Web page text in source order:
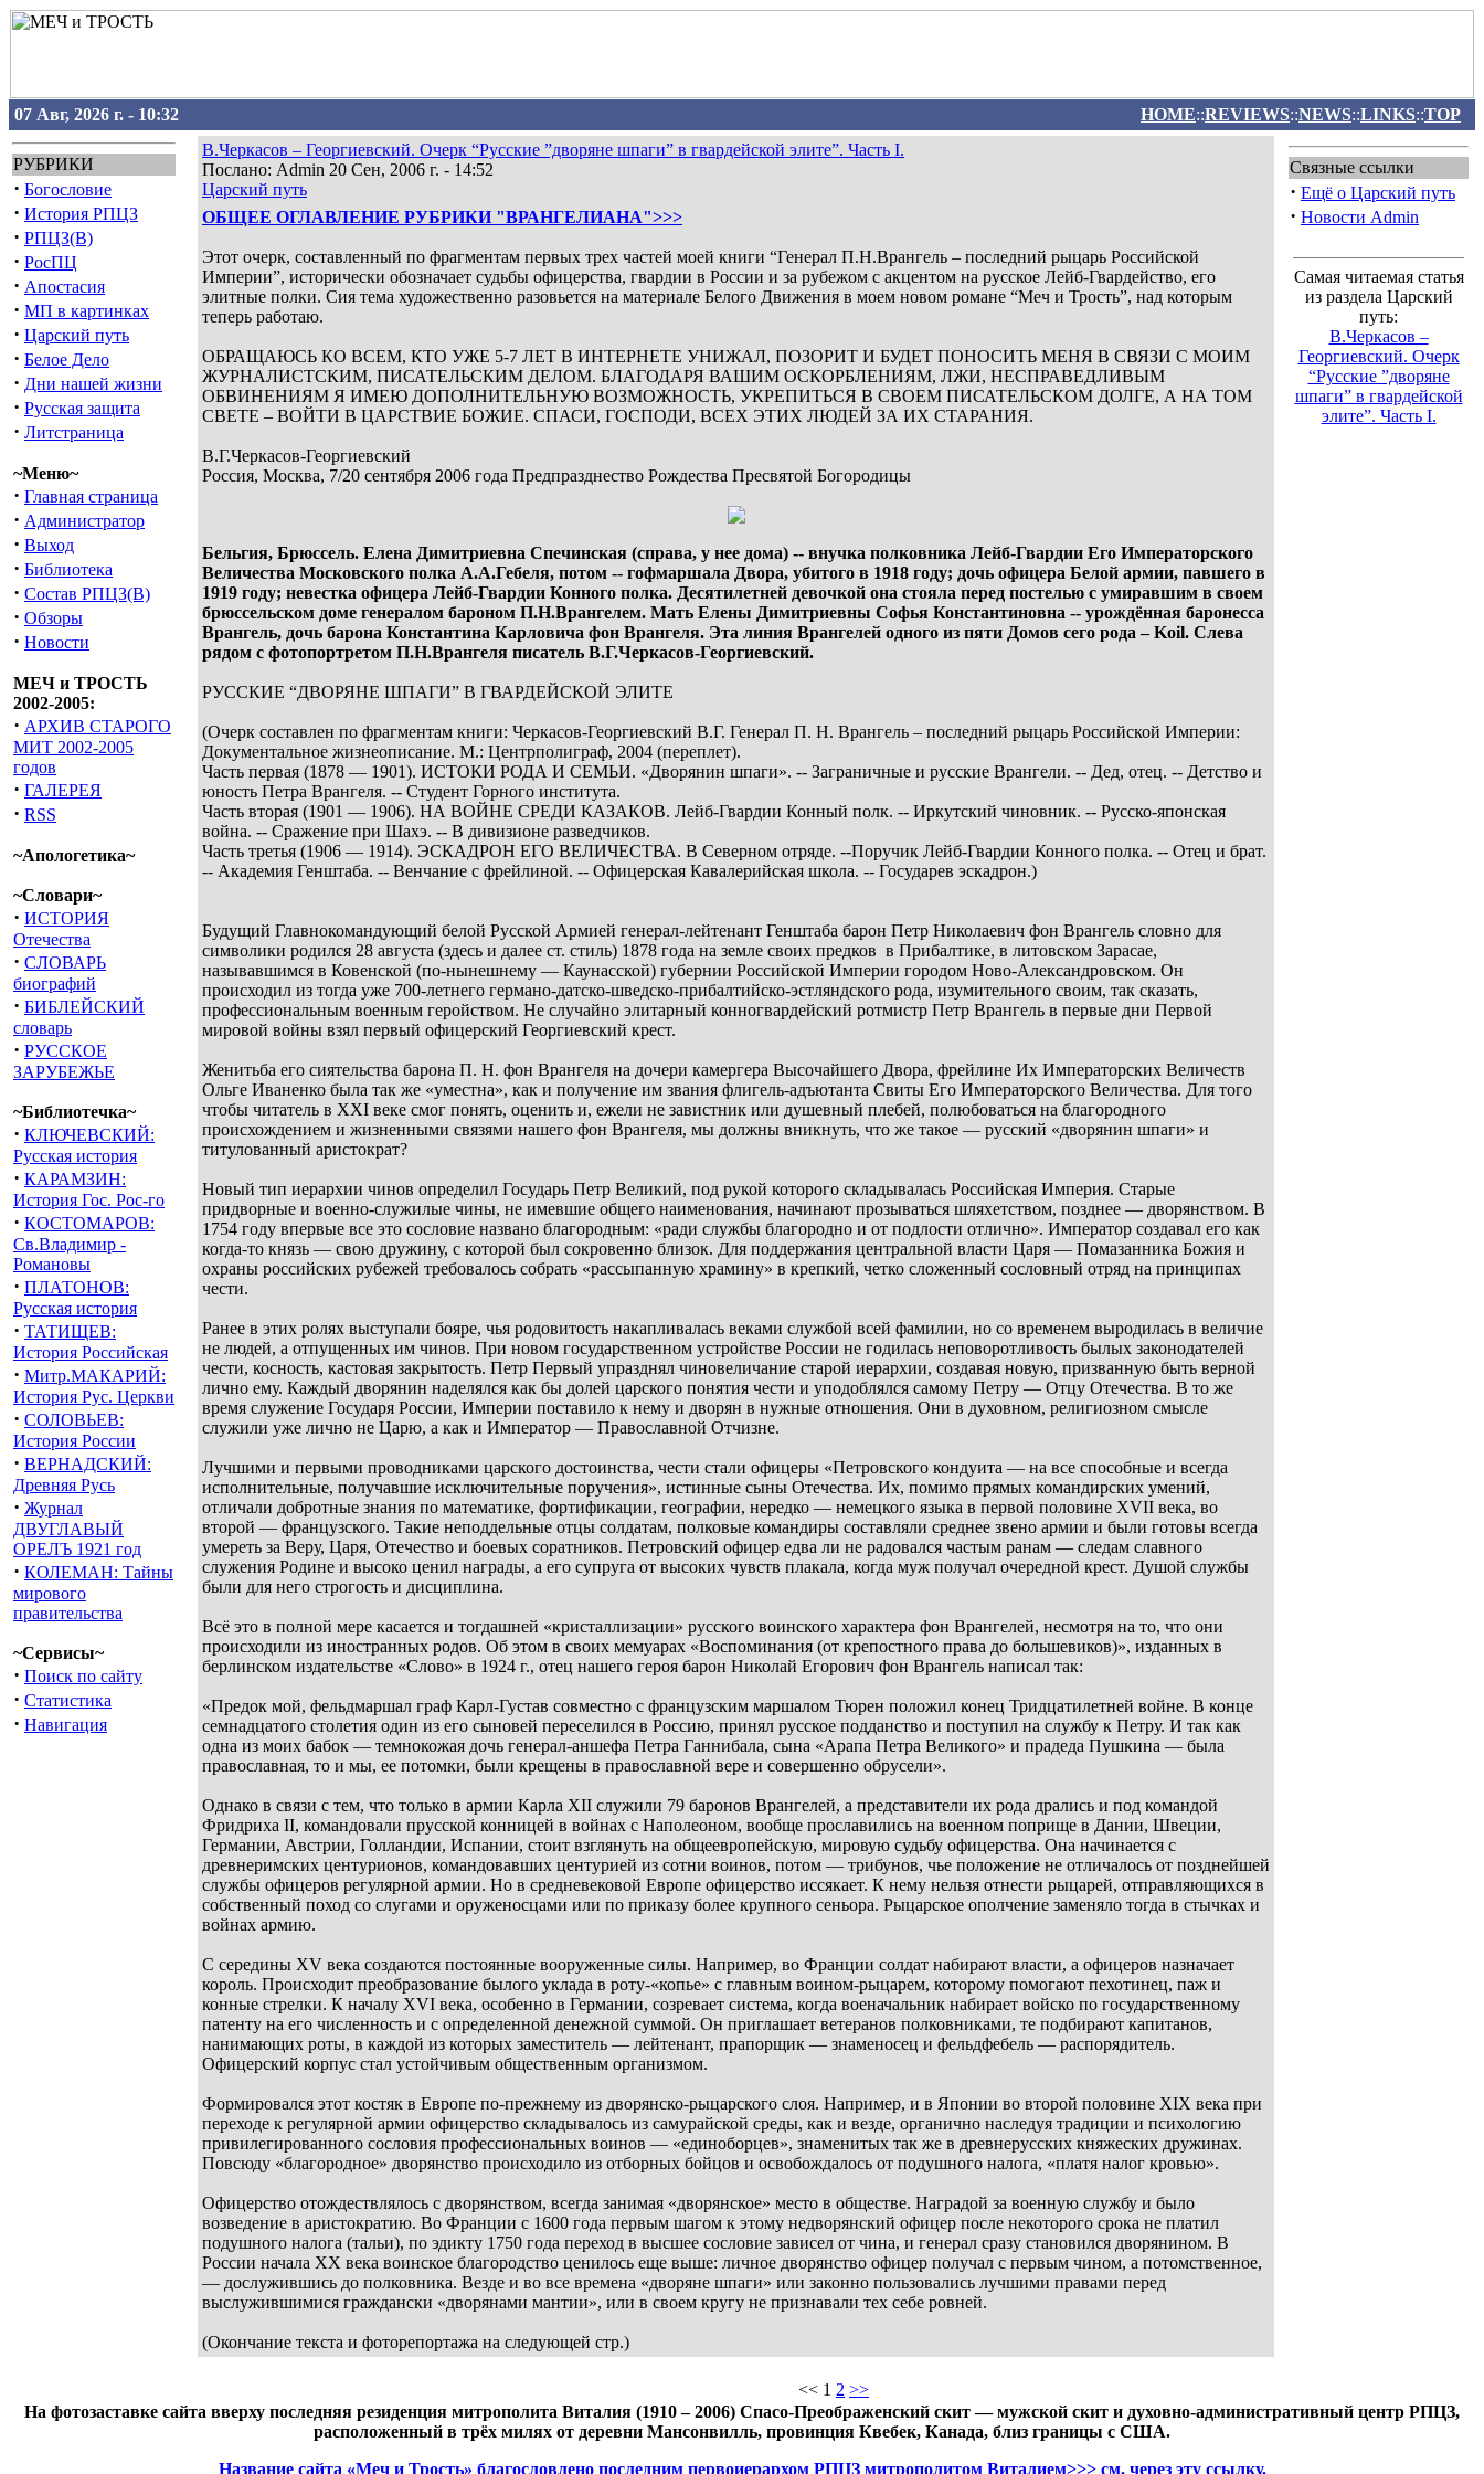
07 Авг, 2026 г. - 10:32 HOME::REVIEWS::NEWS::LINKS::TOP
РУБРИКИ
· Богословие
· История РПЦЗ
· РПЦЗ(В)
· РосПЦ
· Апостасия
· МП в картинках
· Царский путь
· Белое Дело
· Дни нашей жизни
· Русская защита
· Литстраница
~Меню~
· Главная страница
· Администратор
· Выход
· Библиотека
· Состав РПЦЗ(В)
· Обзоры
· Новости
МЕЧ и ТРОСТЬ
2002-2005:
· АРХИВ СТАРОГО
МИТ 2002-2005
годов
· ГАЛЕРЕЯ
· RSS
~Апологетика~
~Словари~
· ИСТОРИЯ
Отечества
· СЛОВАРЬ
биографий
· БИБЛЕЙСКИЙ
словарь
· РУССКОЕ
ЗАРУБЕЖЬЕ
~Библиотечка~
· КЛЮЧЕВСКИЙ:
Русская история
· КАРАМЗИН:
История Гос. Рос-го
· КОСТОМАРОВ:
Св.Владимир -
Романовы
· ПЛАТОНОВ:
Русская история
· ТАТИЩЕВ:
История Российская
· Митр.МАКАРИЙ:
История Рус. Церкви
· СОЛОВЬЕВ:
История России
· ВЕРНАДСКИЙ:
Древняя Русь
· Журнал
ДВУГЛАВЫЙ
ОРЕЛЪ 1921 год
· КОЛЕМАН: Тайны
мирового
правительства
~Сервисы~
· Поиск по сайту
· Статистика
· Навигация
В.Черкасов – Георгиевский. Очерк “Русские ”дворяне шпаги” в гвардейской элите”. Часть I.
Послано: Admin 20 Сен, 2006 г. - 14:52
Царский путь
ОБЩЕЕ ОГЛАВЛЕНИЕ РУБРИКИ "ВРАНГЕЛИАНА">>>
Этот очерк, составленный по фрагментам первых трех частей моей книги “Генерал П.Н.Врангель – последний рыцарь Российской
Империи”, исторически обозначает судьбы офицерства, гвардии в России и за рубежом с акцентом на русское Лейб-Гвардейство, его
элитные полки. Сия тема художественно разовьется на материале Белого Движения в моем новом романе “Меч и Трость”, над которым
теперь работаю.
ОБРАЩАЮСЬ КО ВСЕМ, КТО УЖЕ 5-7 ЛЕТ В ИНТЕРНЕТЕ УНИЖАЛ, ПОЗОРИТ И БУДЕТ ПОНОСИТЬ МЕНЯ В СВЯЗИ С МОИМ
ЖУРНАЛИСТСКИМ, ПИСАТЕЛЬСКИМ ДЕЛОМ. БЛАГОДАРЯ ВАШИМ ОСКОРБЛЕНИЯМ, ЛЖИ, НЕСПРАВЕДЛИВЫМ
ОБВИНЕНИЯМ Я ИМЕЮ ДОПОЛНИТЕЛЬНУЮ ВОЗМОЖНОСТЬ, УКРЕПИТЬСЯ В СВОЕМ ПИСАТЕЛЬСКОМ ДОЛГЕ, А НА ТОМ
СВЕТЕ – ВОЙТИ В ЦАРСТВИЕ БОЖИЕ. СПАСИ, ГОСПОДИ, ВСЕХ ЭТИХ ЛЮДЕЙ ЗА ИХ СТАРАНИЯ.
В.Г.Черкасов-Георгиевский
Россия, Москва, 7/20 сентября 2006 года Предпразднество Рождества Пресвятой Богородицы
Бельгия, Брюссель. Елена Димитриевна Спечинская (справа, у нее дома) -- внучка полковника Лейб-Гвардии Его Императорского
Величества Московского полка А.А.Гебеля, потом -- гофмаршала Двора, убитого в 1918 году; дочь офицера Белой армии, павшего в
1919 году; невестка офицера Лейб-Гвардии Конного полка. Десятилетней девочкой она стояла перед постелью с умиравшим в своем
брюссельском доме генералом бароном П.Н.Врангелем. Мать Елены Димитриевны Софья Константиновна -- урождённая баронесса
Врангель, дочь барона Константина Карловича фон Врангеля. Эта линия Врангелей одного из пяти Домов сего рода – Koil. Слева
рядом с фотопортретом П.Н.Врангеля писатель В.Г.Черкасов-Георгиевский.
РУССКИЕ “ДВОРЯНЕ ШПАГИ” В ГВАРДЕЙСКОЙ ЭЛИТЕ
(Очерк составлен по фрагментам книги: Черкасов-Георгиевский В.Г. Генерал П. Н. Врангель – последний рыцарь Российской Империи:
Документальное жизнеописание. М.: Центрполиграф, 2004 (переплет).
Часть первая (1878 –– 1901). ИСТОКИ РОДА И СЕМЬИ. «Дворянин шпаги». -- Заграничные и русские Врангели. -- Дед, отец. -- Детство и
юность Петра Врангеля. -- Студент Горного института.
Часть вторая (1901 –– 1906). НА ВОЙНЕ СРЕДИ КАЗАКОВ. Лейб-Гвардии Конный полк. -- Иркутский чиновник. -- Русско-японская
война. -- Сражение при Шахэ. -- В дивизионе разведчиков.
Часть третья (1906 –– 1914). ЭСКАДРОН ЕГО ВЕЛИЧЕСТВА. В Северном отряде. --Поручик Лейб-Гвардии Конного полка. -- Отец и брат.
-- Академия Генштаба. -- Венчание с фрейлиной. -- Офицерская Кавалерийская школа. -- Государев эскадрон.)
Будущий Главнокомандующий белой Русской Армией генерал-лейтенант Генштаба барон Петр Николаевич фон Врангель словно для
символики родился 28 августа (здесь и далее ст. стиль) 1878 года на земле своих предков ­ в Прибалтике, в литовском Зарасае,
называвшимся в Ковенской (по-нынешнему –– Каунасской) губернии Российской Империи городом Ново-Александровском. Он
происходил из тогда уже 700-летнего германо-датско-шведско-прибалтийско-эстляндского рода, изумительного своим, так сказать,
профессиональным военным геройством. Не случайно элитарный конногвардейский ротмистр Петр Врангель в первые дни Первой
мировой войны взял первый офицерский Георгиевский крест.
Женитьба его сиятельства барона П. Н. фон Врангеля на дочери камергера Высочайшего Двора, фрейлине Их Императорских Величеств
Ольге Иваненко была так же «уместна», как и получение им звания флигель-адъютанта Свиты Его Императорского Величества. Для того
чтобы читатель в XXI веке смог понять, оценить и, ежели не завистник или душевный плебей, полюбоваться на благородного
происхождением и жизненными связями нашего фон Врангеля, мы должны вникнуть, что же такое –– русский «дворянин шпаги» и
титулованный аристократ?
Новый тип иерархии чинов определил Государь Петр Великий, под рукой которого складывалась Российская Империя. Старые
придворные и военно-служилые чины, не имевшие общего наименования, начинают прозываться шляхетством, позднее –– дворянством. В
1754 году впервые все это сословие названо благородным: «ради службы благородно и от подлости отлично». Император создавал его как
когда-то князь –– свою дружину, с которой был сокровенно близок. Для поддержания центральной власти Царя –– Помазанника Божия и
охраны российских рубежей требовалось собрать «рассыпанную храмину» в крепкий, четко сложенный сословный отряд на принципах
чести.
Ранее в этих ролях выступали бояре, чья родовитость накапливалась веками службой всей фамилии, но со временем выродилась в величие
не людей, а отпущенных им чинов. При новом государственном устройстве России не годилась неповоротливость былых законодателей
чести, косность, кастовая закрытость. Петр Первый упразднял чиновеличание старой иерархии, создавая новую, призванную быть верной
лично ему. Каждый дворянин наделялся как бы долей царского понятия чести и уподоблялся самому Петру –– Отцу Отечества. В то же
время служение Государя России, Империи поставило к нему и дворян в нужные отношения. Они в духовном, религиозном смысле
служили уже лично не Царю, а как и Император –– Православной Отчизне.
Лучшими и первыми проводниками царского достоинства, чести стали офицеры «Петровского кондуита –– на все способные и всегда
исполнительные, получавшие исключительные поручения», истинные сыны Отечества. Их, помимо прямых командирских умений,
отличали добротные знания по математике, фортификации, географии, нередко –– немецкого языка в первой половине XVII века, во
второй –– французского. Такие неподдельные отцы солдатам, полковые командиры составляли среднее звено армии и были готовы всегда
умереть за Веру, Царя, Отечество и боевых соратников. Петровский офицер едва ли не радовался частым ранам –– следам славного
служения Родине и высоко ценил награды, а его супруга от высоких чувств плакала, когда муж получал очередной крест. Душой службы
были для него строгость и дисциплина.
Всё это в полной мере касается и тогдашней «кристаллизации» русского воинского характера фон Врангелей, несмотря на то, что они
происходили из иностранных родов. Об этом в своих мемуарах «Воспоминания (от крепостного права до большевиков)», изданных в
берлинском издательстве «Слово» в 1924 г., отец нашего героя барон Николай Егорович фон Врангель написал так:
«Предок мой, фельдмаршал граф Карл-Густав совместно с французским маршалом Тюрен положил конец Тридцатилетней войне. В конце
семнадцатого столетия один из его сыновей переселился в Россию, принял русское подданство и поступил на службу к Петру. И так как
одна из моих бабок –– темнокожая дочь генерал-аншефа Петра Ганнибала, сына «Арапа Петра Великого» и прадеда Пушкина –– была
православная, то и мы, ее потомки, были крещены в православной вере и совершенно обрусели».
Однако в связи с тем, что только в армии Карла XII служили 79 баронов Врангелей, а представители их рода дрались и под командой
Фридриха II, командовали прусской конницей в войнах с Наполеоном, вообще прославились на военном поприще в Дании, Швеции,
Германии, Австрии, Голландии, Испании, стоит взглянуть на общеевропейскую, мировую судьбу офицерства. Она начинается с
древнеримских центурионов, командовавших центурией из сотни воинов, потом –– трибунов, чье положение не отличалось от позднейшей
службы офицеров регулярной армии. Но в средневековой Европе офицерство иссякает. К нему нельзя отнести рыцарей, отправляющихся в
собственный поход со слугами и оруженосцами или по приказу более крупного сеньора. Рыцарское ополчение заменяло тогда в стычках и
войнах армию.
С середины XV века создаются постоянные вооруженные силы. Например, во Франции солдат набирают власти, а офицеров назначает
король. Происходит преобразование былого уклада в роту-«копье» с главным воином-рыцарем, которому помогают пехотинец, паж и
конные стрелки. К началу XVI века, особенно в Германии, созревает система, когда военачальник набирает войско по государственному
патенту на его численность и с определенной денежной суммой. Он приглашает ветеранов полковниками, те подбирают капитанов,
нанимающих роты, в каждой из которых заместитель –– лейтенант, прапорщик –– знаменосец и фельдфебель –– распорядитель.
Офицерский корпус стал устойчивым общественным организмом.
Формировался этот костяк в Европе по-прежнему из дворянско-рыцарского слоя. Например, и в Японии во второй половине XIX века при
переходе к регулярной армии офицерство складывалось из самурайской среды, как и везде, органично наследуя традиции и психологию
привилегированного сословия профессиональных воинов –– «единоборцев», знаменитых так же в древнерусских княжеских дружинах.
Повсюду «благородное» дворянство происходило из отборных бойцов и освобождалось от подушного налога, «платя налог кровью».
Офицерство отождествлялось с дворянством, всегда занимая «дворянское» место в обществе. Наградой за военную службу и было
возведение в аристократию. Во Франции с 1600 года первым шагом к этому недворянский офицер после некоторого срока не платил
подушного налога (тальи), по эдикту 1750 года переход в высшее сословие зависел от чина, и генерал сразу становился дворянином. В
России начала XX века воинское благородство ценилось еще выше: личное дворянство офицер получал с первым чином, а потомственное,
–– дослужившись до полковника. Везде и во все времена «дворяне шпаги» или законно пользовались лучшими правами перед
выслужившимися граждански «дворянами мантии», или в своем кругу не признавали тех себе ровней.
(Окончание текста и фоторепортажа на следующей стр.)
Связные ссылки
· Ещё о Царский путь
· Новости Admin
Самая читаемая статья
из раздела Царский
путь:
В.Черкасов –
Георгиевский. Очерк
“Русские ”дворяне
шпаги” в гвардейской
элите”. Часть I.
<< 1 2 >>
На фотозаставке сайта вверху последняя резиденция митрополита Виталия (1910 – 2006) Спасо-Преображенский скит — мужской скит и духовно-административный центр РПЦЗ,
расположенный в трёх милях от деревни Мансонвилль, провинция Квебек, Канада, близ границы с США.
Название сайта «Меч и Трость» благословлено последним первоиерархом РПЦЗ митрополитом Виталием>>> см. через эту ссылку.